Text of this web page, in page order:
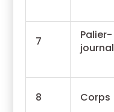
7
Palier-
journal
8 Corps